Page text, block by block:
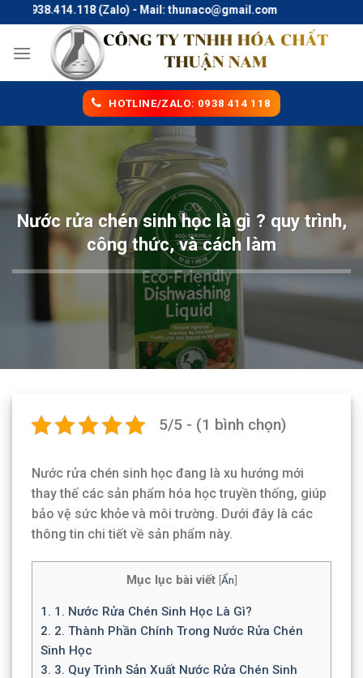
to
content
(Zalo) - Mail: thunaco@gmail.com
HOTLINE/ZALO: 0938 414 118
Nước rửa chén sinh học là gì ? quy trình,
công thức, và cách làm
5/5 - (1 bình chọn)
Nước rửa chén sinh học đang là xu hướng mới
thay thế các sản phẩm hóa học truyền thống, giúp
bảo vệ sức khỏe và môi trường. Dưới đây là các
thông tin chi tiết về sản phẩm này.
Mục lục bài viết [Ẩn]
1. 1. Nước Rửa Chén Sinh Học Là Gì?
2. 2. Thành Phần Chính Trong Nước Rửa Chén
Sinh Học
3. 3. Quy Trình Sản Xuất Nước Rửa Chén Sinh